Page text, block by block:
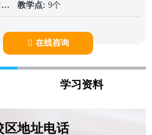
教学点: 9个
在线咨询
学习资料